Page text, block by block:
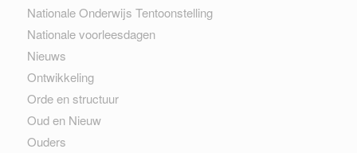
Nationale Onderwijs Tentoonstelling
Nationale voorleesdagen
Nieuws
Ontwikkeling
Orde en structuur
Oud en Nieuw
Ouders